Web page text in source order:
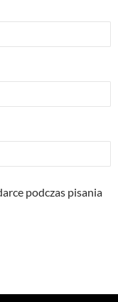
podczas pisania